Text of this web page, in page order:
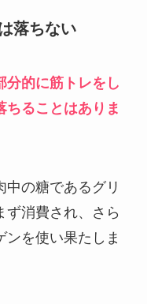
落ちない
分的に筋トレをし
ちることはありま
中の糖であるグリ
ず消費され、さら
ンを使い果たしま